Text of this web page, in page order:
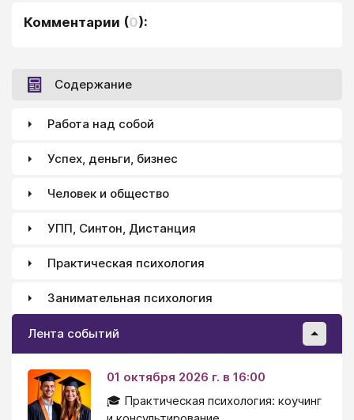
Комментарии (0):
Содержание
Работа над собой
Успех, деньги, бизнес
Человек и общество
УПП, Синтон, Дистанция
Практическая психология
Занимательная психология
Лента событий
01 октября 2026 г. в 16:00
🎓 Практическая психология: коучинг